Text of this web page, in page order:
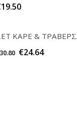
19.50
30.80 €24.64